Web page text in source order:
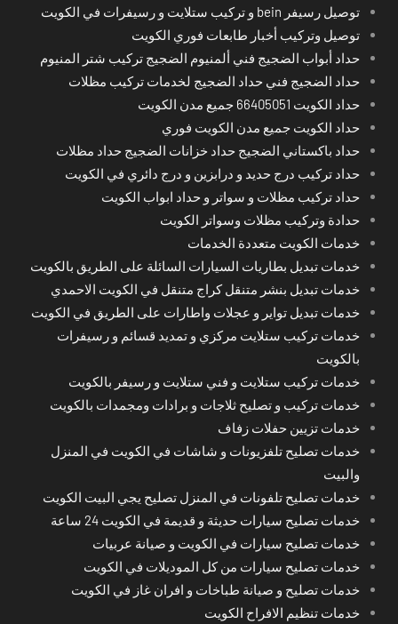
توصيل رسيفر bein و تركيب ستلايت و رسيفرات في الكويت
توصيل وتركيب أخبار طابعات فوري الكويت
حداد أبواب الضجيج فني ألمنيوم الضجيج تركيب شتر المنيوم
حداد الضجيج فني حداد الضجيج لخدمات تركيب مظلات
حداد الكويت 66405051 جميع مدن الكويت
حداد الكويت جميع مدن الكويت فوري
حداد باكستاني الضجيج حداد خزانات الضجيج حداد مظلات
حداد تركيب درج حديد و درابزين و درج دائري في الكويت
حداد تركيب مظلات و سواتر و حداد ابواب الكويت
حدادة وتركيب مظلات وسواتر الكويت
خدمات الكويت متعددة الخدمات
خدمات تبديل بطاريات السيارات السائلة على الطريق بالكويت
خدمات تبديل بنشر متنقل كراج متنقل في الكويت الاحمدي
خدمات تبديل تواير و عجلات واطارات على الطريق في الكويت
خدمات تركيب ستلايت مركزي و تمديد قسائم و رسيفرات
بالكويت
خدمات تركيب ستلايت و فني ستلايت و رسيفر بالكويت
خدمات تركيب و تصليح ثلاجات و برادات ومجمدات بالكويت
خدمات تزيين حفلات زفاف
خدمات تصليح تلفزيونات و شاشات في الكويت في المنزل
والبيت
خدمات تصليح تلفونات في المنزل تصليح يجي البيت الكويت
خدمات تصليح سيارات حديثة و قديمة في الكويت 24 ساعة
خدمات تصليح سيارات في الكويت و صيانة عربيات
خدمات تصليح سيارات من كل الموديلات في الكويت
خدمات تصليح و صيانة طباخات و افران غاز في الكويت
خدمات تنظيم الافراح الكويت